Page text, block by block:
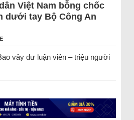
Việt Nam bỗng chốc
dưới tay Bộ Công An
vây dư luận viên – triệu người